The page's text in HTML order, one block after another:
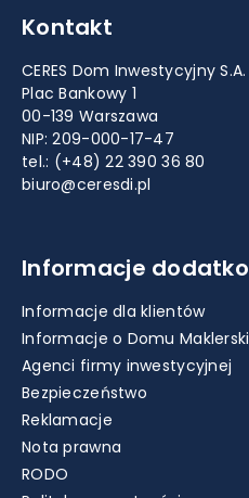
Kontakt
CERES Dom Inwestycyjny S.A.
Plac Bankowy 1
00-139 Warszawa
NIP: 209-000-17-47
tel.: (+48) 22 390 36 80
biuro@ceresdi.pl
Informacje
Informacje dla klientów
Informacje o Domu
Agenci firmy inwestycyjnej
Bezpieczeństwo
Reklamacje
Nota prawna
RODO